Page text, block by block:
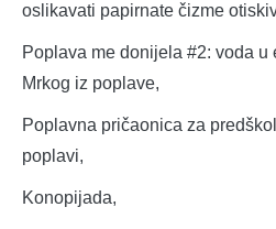
oslikavati papirnate čizme
Poplava me donijela #2: voda u
Mrkog iz poplave,
Poplavna pričaonica za
poplavi,
Konopijada,